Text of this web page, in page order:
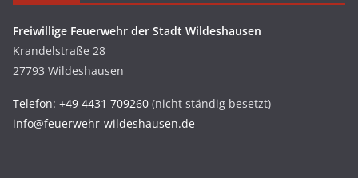
Freiwillige Feuerwehr der Stadt Wildeshausen
Krandelstraße 28
27793 Wildeshausen
Telefon: +49 4431 709260 (nicht ständig besetzt)
info@feuerwehr-wildeshausen.de